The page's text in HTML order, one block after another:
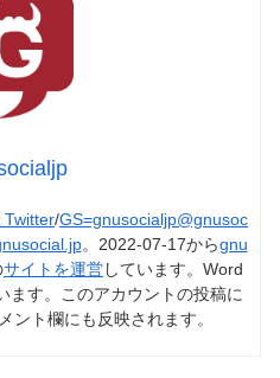
Twitter/GS=gnusocialjp@gnusoc
。2022-07-17からgnu
サイトを運営しています。Word
ます。このアカウントの投稿に
ント欄にも反映されます。